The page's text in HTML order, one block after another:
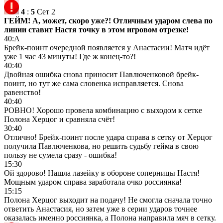
4 : 5 Сет 2
ГЕЙМ! А, может, скоро уже?! Отличным ударом слева по
линии ставит Настя точку в этом игровом отрезке!
40:А
Брейк-поинт очередной появляется у Анастасии! Матч идёт
уже 1 час 43 минуты! Где ж конец-то?!
40:40
Двойная ошибка снова приносит Павлюченковой брейк-
поинт, но тут же сама словенка исправляется. Снова
равенство!
40:40
РОВНО! Хорошо провела комбинацию с выходом к сетке
Полона Херцог и сравняла счёт!
30:40
Отлично! Брейк-поинт после удара справа в сетку от Херцог
получила Павлюченкова, но решить судьбу гейма в свою
пользу не сумела сразу - ошибка!
15:30
Ой здорово! Нашла лазейку в обороне соперницы Настя!
Мощным ударом справа заработала очко россиянка!
15:15
Полона Херцог выходит на подачу! Не смогла сначала точно
ответить Анастасия, но затем уже в серии ударов точнее
оказалась именно россиянка, а Полона направила мяч в сетку.